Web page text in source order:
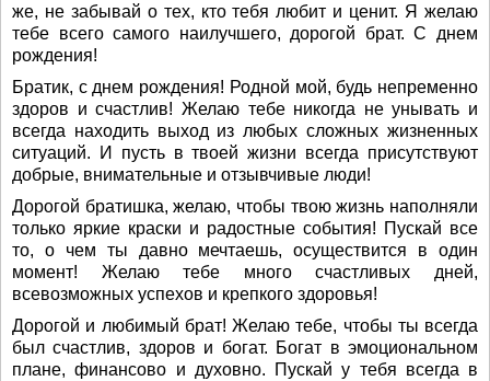
же, не забывай о тех, кто тебя любит и ценит. Я желаю
тебе всего самого наилучшего, дорогой брат. С днем
рождения!
Братик, с днем рождения! Родной мой, будь непременно
здоров и счастлив! Желаю тебе никогда не унывать и
всегда находить выход из любых сложных жизненных
ситуаций. И пусть в твоей жизни всегда присутствуют
добрые, внимательные и отзывчивые люди!
Дорогой братишка, желаю, чтобы твою жизнь наполняли
только яркие краски и радостные события! Пускай все
то, о чем ты давно мечтаешь, осуществится в один
момент! Желаю тебе много счастливых дней,
всевозможных успехов и крепкого здоровья!
Дорогой и любимый брат! Желаю тебе, чтобы ты всегда
был счастлив, здоров и богат. Богат в эмоциональном
плане, финансово и духовно. Пускай у тебя всегда в